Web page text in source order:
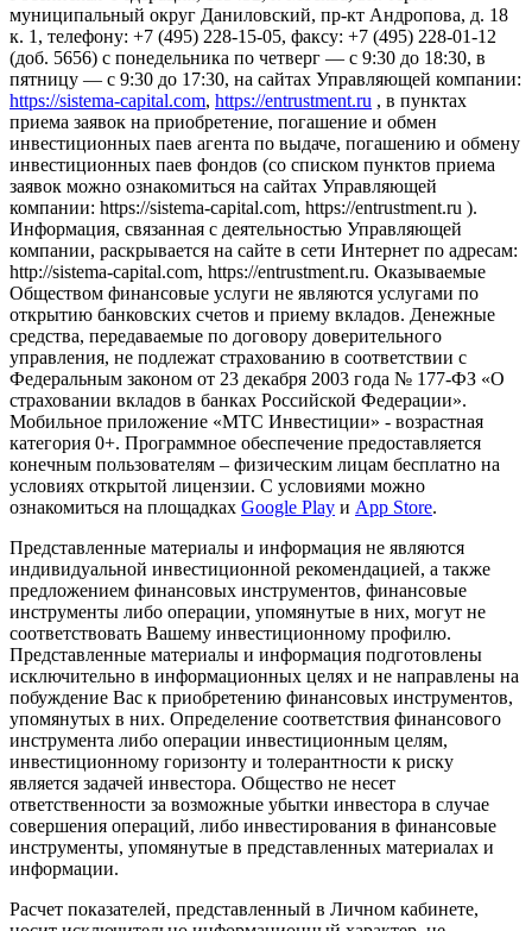
муниципальный округ Даниловский, пр-кт Андропова, д. 18
к. 1, телефону: +7 (495) 228-15-05, факсу: +7 (495) 228-01-12
(доб. 5656) с понедельника по четверг — c 9:30 до 18:30, в
пятницу — с 9:30 до 17:30, на сайтах Управляющей компании:
https://sistema-capital.com, https://entrustment.ru , в пунктах
приема заявок на приобретение, погашение и обмен
инвестиционных паев агента по выдаче, погашению и обмену
инвестиционных паев фондов (со списком пунктов приема
заявок можно ознакомиться на сайтах Управляющей
компании: https://sistema-capital.com, https://entrustment.ru ).
Информация, связанная с деятельностью Управляющей
компании, раскрывается на сайте в сети Интернет по адресам:
http://sistema-capital.com, https://entrustment.ru. Оказываемые
Обществом финансовые услуги не являются услугами по
открытию банковских счетов и приему вкладов. Денежные
средства, передаваемые по договору доверительного
управления, не подлежат страхованию в соответствии с
Федеральным законом от 23 декабря 2003 года № 177-ФЗ «О
страховании вкладов в банках Российской Федерации».
Мобильное приложение «МТС Инвестиции» - возрастная
категория 0+. Программное обеспечение предоставляется
конечным пользователям – физическим лицам бесплатно на
условиях открытой лицензии. С условиями можно
ознакомиться на площадках Google Play и App Store.
Представленные материалы и информация не являются
индивидуальной инвестиционной рекомендацией, а также
предложением финансовых инструментов, финансовые
инструменты либо операции, упомянутые в них, могут не
соответствовать Вашему инвестиционному профилю.
Представленные материалы и информация подготовлены
исключительно в информационных целях и не направлены на
побуждение Вас к приобретению финансовых инструментов,
упомянутых в них. Определение соответствия финансового
инструмента либо операции инвестиционным целям,
инвестиционному горизонту и толерантности к риску
является задачей инвестора. Общество не несет
ответственности за возможные убытки инвестора в случае
совершения операций, либо инвестирования в финансовые
инструменты, упомянутые в представленных материалах и
информации.
Расчет показателей, представленный в Личном кабинете,